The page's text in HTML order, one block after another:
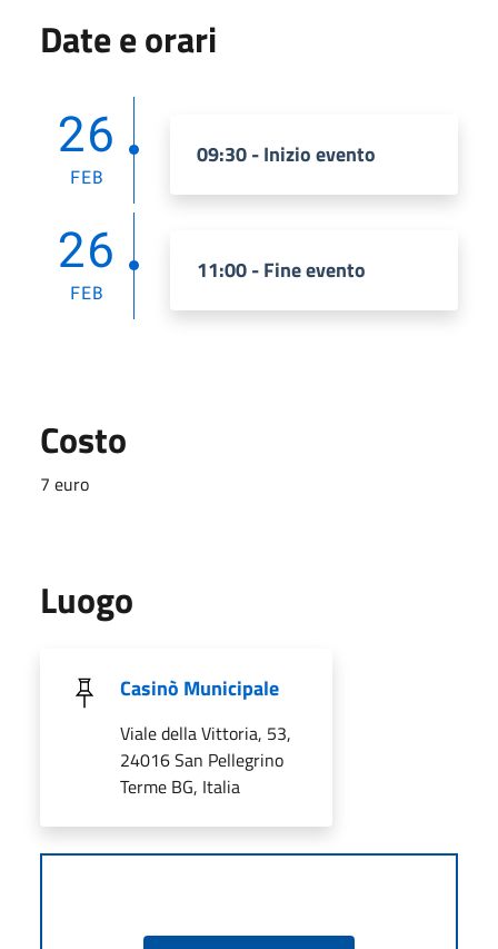
Date e orari
26
FEB
09:30 - Inizio evento
26
FEB
11:00 - Fine evento
Costo
7 euro
Luogo
Casinò Municipale
Viale della Vittoria, 53,
24016 San Pellegrino
Terme BG, Italia